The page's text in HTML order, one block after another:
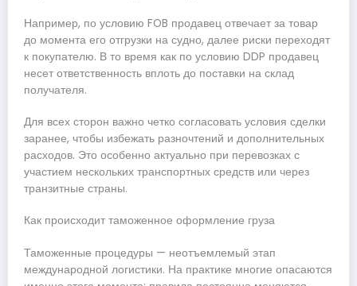
Например, по условию FOB продавец отвечает за товар
до момента его отгрузки на судно, далее риски переходят
к покупателю. В то время как по условию DDP продавец
несет ответственность вплоть до поставки на склад
получателя.
Для всех сторон важно четко согласовать условия сделки
заранее, чтобы избежать разночтений и дополнительных
расходов. Это особенно актуально при перевозках с
участием нескольких транспортных средств или через
транзитные страны.
Как происходит таможенное оформление груза
Таможенные процедуры — неотъемлемый этап
международной логистики. На практике многие опасаются